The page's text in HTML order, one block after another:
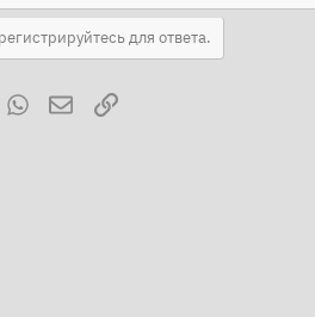
для ответа.
WhatsAppЭлектронная почта
Ссылка